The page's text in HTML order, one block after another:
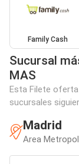
Family Cash
Sucursal
MAS
Esta Filete
sucursales
Madrid
Area